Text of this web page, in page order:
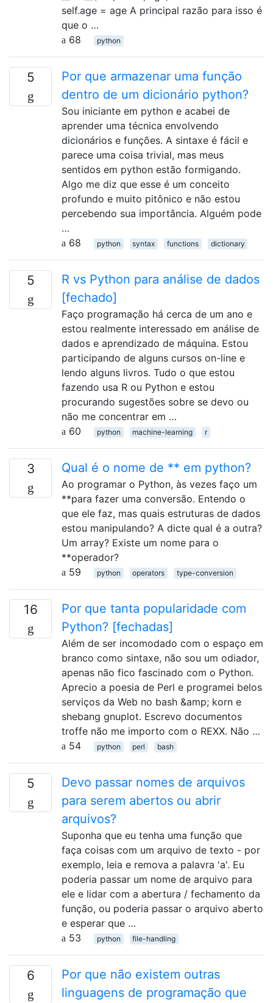
self.age = age A principal razão para isso é
que o …
68
python
5
Por que armazenar uma função
dentro de um dicionário python?
Sou iniciante em python e acabei de
aprender uma técnica envolvendo
dicionários e funções. A sintaxe é fácil e
parece uma coisa trivial, mas meus
sentidos em python estão formigando.
Algo me diz que esse é um conceito
profundo e muito pitônico e não estou
percebendo sua importância. Alguém pode
…
68
python syntax functions dictionary
5
R vs Python para análise de dados
[fechado]
Faço programação há cerca de um ano e
estou realmente interessado em análise de
dados e aprendizado de máquina. Estou
participando de alguns cursos on-line e
lendo alguns livros. Tudo o que estou
fazendo usa R ou Python e estou
procurando sugestões sobre se devo ou
não me concentrar em …
60
python machine-learning r
3 Qual é o nome de ** em python?
Ao programar o Python, às vezes faço um
**para fazer uma conversão. Entendo o
que ele faz, mas quais estruturas de dados
estou manipulando? A dicte qual é a outra?
Um array? Existe um nome para o
**operador?
59
python operators type-conversion
16
Por que tanta popularidade com
Python? [fechadas]
Além de ser incomodado com o espaço em
branco como sintaxe, não sou um odiador,
apenas não fico fascinado com o Python.
Aprecio a poesia de Perl e programei belos
serviços da Web no bash &amp; korn e
shebang gnuplot. Escrevo documentos
troffe não me importo com o REXX. Não …
54
python perl bash
5
Devo passar nomes de arquivos
para serem abertos ou abrir
arquivos?
Suponha que eu tenha uma função que
faça coisas com um arquivo de texto - por
exemplo, leia e remova a palavra 'a'. Eu
poderia passar um nome de arquivo para
ele e lidar com a abertura / fechamento da
função, ou poderia passar o arquivo aberto
e esperar que …
53
python file-handling
6
Por que não existem outras
linguagens de programação que